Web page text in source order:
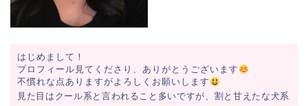
はじめまして！
プロフィール見てくださり、ありがとうございます
不慣れな点ありますがよろしくお願いします
見た目はクール系と言われること多いですが、割と甘えたな犬系